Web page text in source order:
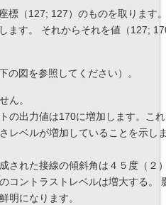
標（127; 127）のものを取ります
ます。 それからそれを値（127;
の図を参照してください）。
ん。
の出力値は170に増加します。これ
レベルが増加していることを示し
された接線の傾斜角は４５度（２
コントラストレベルは増大する。
明になります。